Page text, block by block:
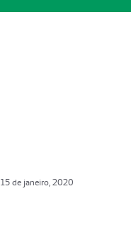
15 de janeiro, 2020